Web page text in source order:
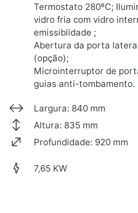
Termostato 280ºC;
vidro fria com vidro
emissiblidade ;
Abertura da porta
(opção);
Microinterruptor de
guias anti-tombamento.
Largura: 840 mm
Altura: 835 mm
Profundidade: 920 mm
7,65 KW